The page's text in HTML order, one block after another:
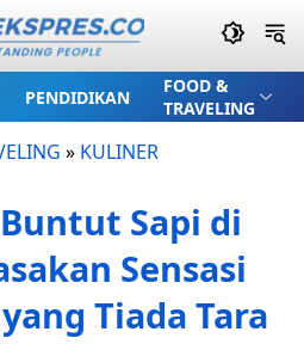
PENDIDIKAN
FOOD &
TRAVELING
» KULINER
Sapi di
Sensasi
Tiada Tara